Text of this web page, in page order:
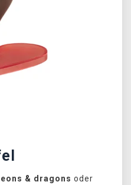
& dragons oder